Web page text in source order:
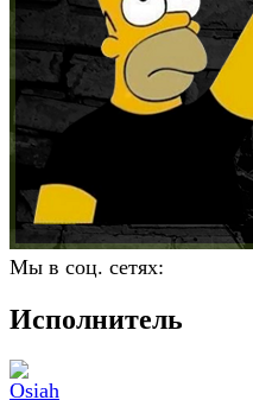
Мы в соц. сетях:
Исполнитель